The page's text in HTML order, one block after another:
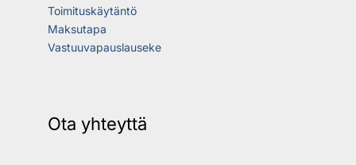
Toimituskäytäntö
Maksutapa
Vastuuvapauslauseke
Ota yhteyttä